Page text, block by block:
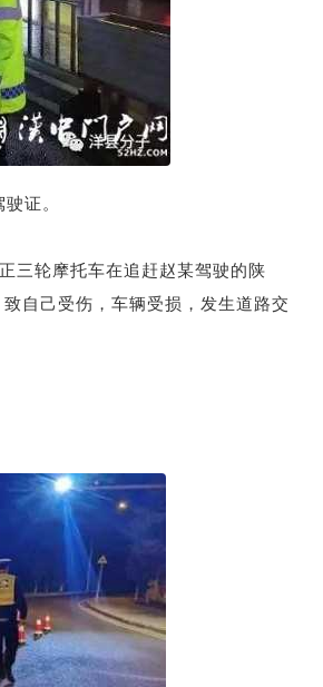
证。
三轮摩托车在追赶赵某驾驶的陕
自己受伤，车辆受损，发生道路交